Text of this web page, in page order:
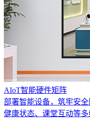
AIoT智能硬件矩阵
部署智能设备，筑牢安
健康状态、课堂互动等多